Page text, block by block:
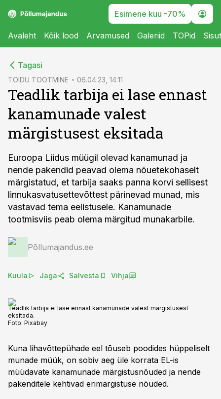
Esimene kuu -70%
Avaleht Kõik lood Arvamused Galeriid TOPid
Tagasi
TOIDU TOOTMINE 06.04.23, 14:11
Teadlik tarbija ei lase ennast
kanamunade valest
märgistusest eksitada
Euroopa Liidus müügil olevad kanamunad ja
nende pakendid peavad olema nõuetekohaselt
märgistatud, et tarbija saaks panna korvi sellisest
linnukasvatusettevõttest pärinevad munad, mis
vastavad tema eelistusele. Kanamunade
tootmisviis peab olema märgitud munakarbile.
Põllumajandus.ee
Kuula Jaga Salvesta Vihja
Teadlik tarbija ei lase ennast kanamunade valest märgistusest
eksitada.
Foto: Pixabay
Kuna lihavõttepühade eel tõuseb poodides hüppeliselt
munade müük, on sobiv aeg üle korrata EL-is
müüdavate kanamunade märgistusnõuded ja nende
pakenditele kehtivad erimärgistuse nõuded.